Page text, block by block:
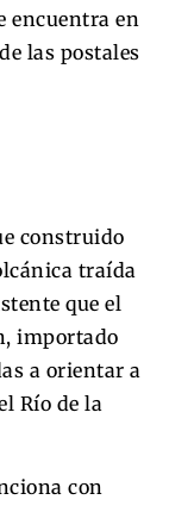
encuentra en
las postales
construido
traída
que el
importado
a orientar a
Río de la
con